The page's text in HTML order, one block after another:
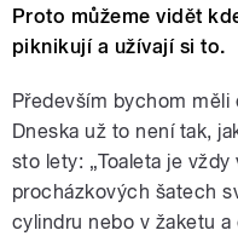
Proto můžeme vidět
piknikují a užívají si to.
Především bychom měli
Dneska už to není tak,
sto lety: „Toaleta je
procházkových šatech
cylindru nebo v žaketu a